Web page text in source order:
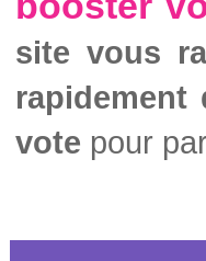
site vous
vote pour